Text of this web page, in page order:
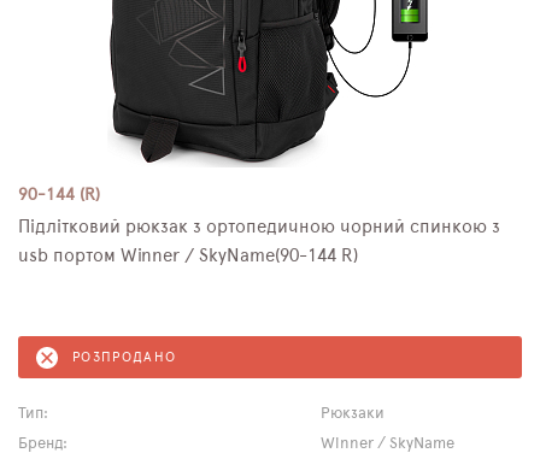
90-144 (R)
Підлітковий рюкзак з ортопедичною чорний спинкою з
usb портом Winner / SkyName(90-144 R)
РОЗПРОДАНО
Тип:
Рюкзаки
Бренд:
Winner / SkyName